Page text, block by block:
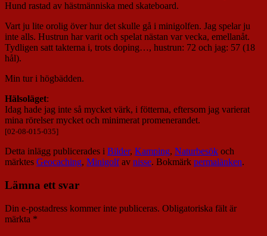
Hund rastad av hästmänniska med skateboard.
Vart ju lite orolig över hur det skulle gå i minigolfen. Jag spelar ju
inte alls. Hustrun har varit och spelat nästan var vecka, emellanåt.
Tydligen satt takterna i, trots doping…, hustrun: 72 och jag: 57 (18
hål).
Min tur i högbädden.
Hälsoläget:
Idag hade jag inte så mycket värk, i fötterna, eftersom jag varierat
mina rörelser mycket och minimerat promenerandet.
[02-08-015-035]
Detta inlägg publicerades i Bilder, Kamping, Naturbesök och
märktes Geocaching, Minigolfav nisse. Bokmärk permalänken.
Lämna ett svar
Din e-postadress kommer inte publiceras. Obligatoriska fält är
märkta *